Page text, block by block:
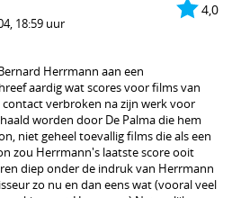
4,0
18:59 uur
Herrmann aan een
aardig wat scores voor films van
verbroken na zijn werk voor
worden door De Palma die hem
niet geheel toevallig films die als een
zou Herrmann's laatste score ooit
diep onder de indruk van Herrmann
zo nu en dan eens wat (vooral veel